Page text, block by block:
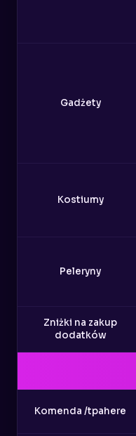
Gadżety
Kostiumy
Peleryny
Zniżki na zakup
dodatków
Komenda /tpahere